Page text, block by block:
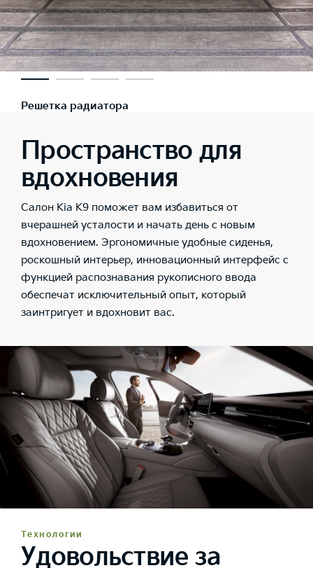
Решетка радиатора
Пространство для
вдохновения
Салон Kia K9 поможет вам избавиться от
вчерашней усталости и начать день с новым
вдохновением. Эргономичные удобные сиденья,
роскошный интерьер, инновационный интерфейс с
функцией распознавания рукописного ввода
обеспечат исключительный опыт, который
заинтригует и вдохновит вас.
Технологии
Удовольствие за